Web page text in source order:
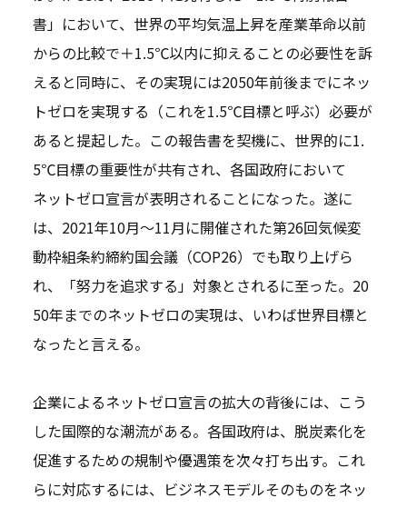
書」において、世界の平均気温上昇を産業革命以前
からの比較で＋1.5℃以内に抑えることの必要性を訴
えると同時に、その実現には2050年前後までにネッ
トゼロを実現する（これを1.5℃目標と呼ぶ）必要が
あると提起した。この報告書を契機に、世界的に1.
5℃目標の重要性が共有され、各国政府において
ネットゼロ宣言が表明されることになった。遂に
は、2021年10月～11月に開催された第26回気候変
動枠組条約締約国会議（COP26）でも取り上げら
れ、「努力を追求する」対象とされるに至った。20
50年までのネットゼロの実現は、いわば世界目標と
なったと言える。
企業によるネットゼロ宣言の拡大の背後には、こう
した国際的な潮流がある。各国政府は、脱炭素化を
促進するための規制や優遇策を次々打ち出す。これ
らに対応するには、ビジネスモデルそのものをネッ